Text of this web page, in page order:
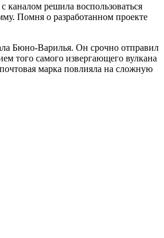
решила воспользоваться
Помня о разработанном проекте
Бюно-Варилья. Он срочно отправил
того самого извергающего вулкана
марка повлияла на сложную